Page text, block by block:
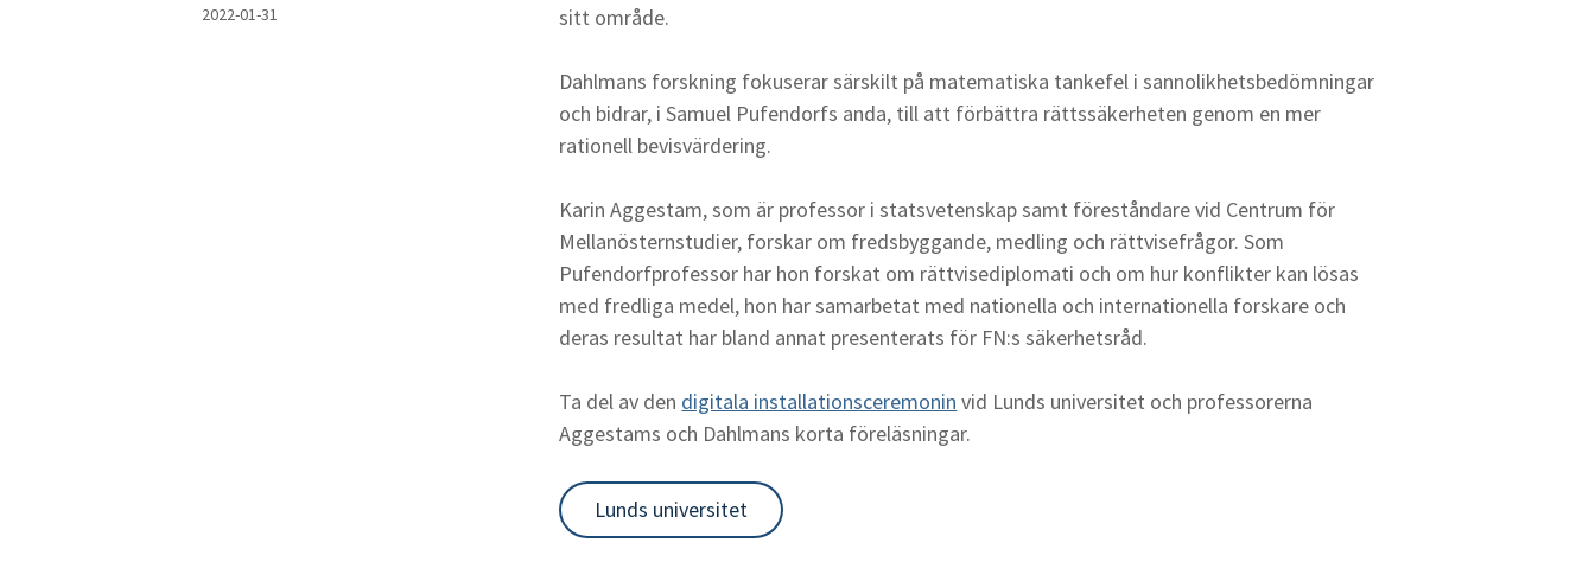
2022-01-31
sitt område.
Dahlmans forskning fokuserar särskilt på matematiska tankefel i sannolikhetsbedömningar
och bidrar, i Samuel Pufendorfs anda, till att förbättra rättssäkerheten genom en mer
rationell bevisvärdering.
Karin Aggestam, som är professor i statsvetenskap samt föreståndare vid Centrum för
Mellanösternstudier, forskar om fredsbyggande, medling och rättvisefrågor. Som
Pufendorfprofessor har hon forskat om rättvisediplomati och om hur konflikter kan lösas
med fredliga medel, hon har samarbetat med nationella och internationella forskare och
deras resultat har bland annat presenterats för FN:s säkerhetsråd.
Ta del av den digitala installationsceremonin vid Lunds universitet och professorerna
Aggestams och Dahlmans korta föreläsningar.
Lunds universitet